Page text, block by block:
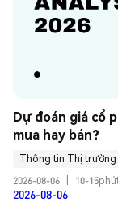
Dự đoán giá cổ
mua hay bán?
Thông tin Thị trường
2026-08-06
10-
2026-08-06